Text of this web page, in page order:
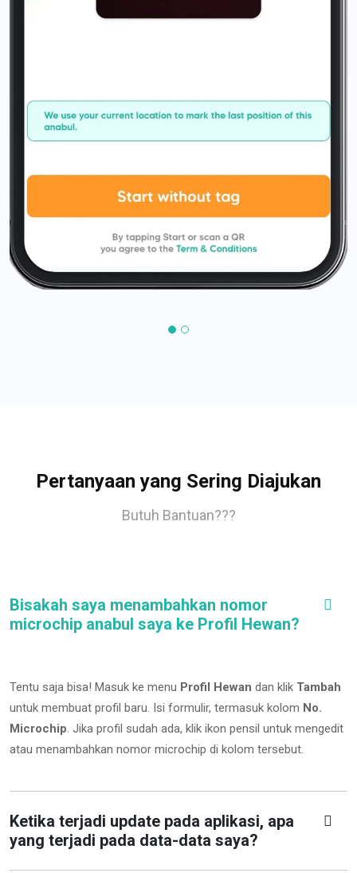
Pertanyaan yang Sering Diajukan
Butuh Bantuan???
Bisakah saya menambahkan nomor
microchip anabul saya ke Profil Hewan?
Tentu saja bisa! Masuk ke menu Profil Hewan dan klik Tambah
untuk membuat profil baru. Isi formulir, termasuk kolom No.
Microchip. Jika profil sudah ada, klik ikon pensil untuk mengedit
atau menambahkan nomor microchip di kolom tersebut.
Ketika terjadi update pada aplikasi, apa
yang terjadi pada data-data saya?